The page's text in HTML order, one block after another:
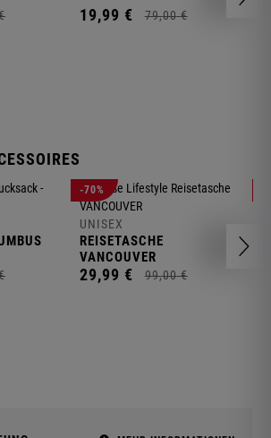
19,99 € 79,00 €
-70%
UNISEX
REISETASCHE
VANCOUVER
29,99 € 99,00 €